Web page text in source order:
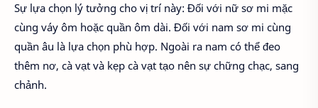
Sự lựa chọn lý tưởng cho vị trí này: Đối với nữ sơ mi mặc
cùng váy ôm hoặc quần ôm dài. Đối với nam sơ mi cùng
quần âu là lựa chọn phù hợp. Ngoài ra nam có thể đeo
thêm nơ, cà vạt và kẹp cà vạt tạo nên sự chững chạc, sang
chảnh.